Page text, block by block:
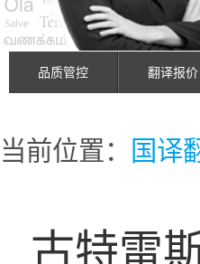
品质管控 翻译报
当前位置： 国译
古特雷